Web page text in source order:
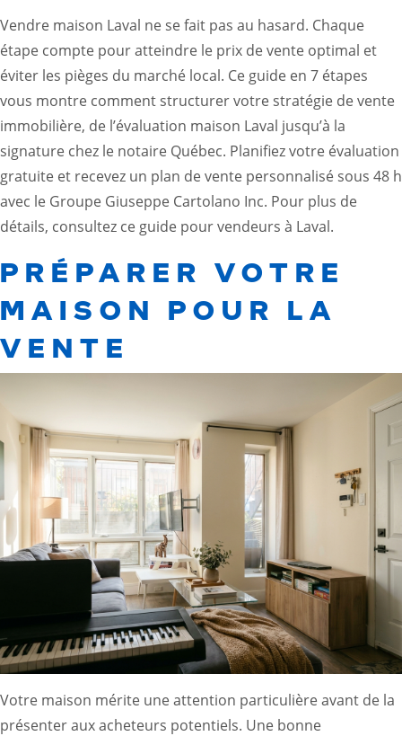
Vendre maison Laval ne se fait pas au hasard. Chaque
étape compte pour atteindre le prix de vente optimal et
éviter les pièges du marché local. Ce guide en 7 étapes
vous montre comment structurer votre stratégie de vente
immobilière, de l’évaluation maison Laval jusqu’à la
signature chez le notaire Québec. Planifiez votre évaluation
gratuite et recevez un plan de vente personnalisé sous 48 h
avec le Groupe Giuseppe Cartolano Inc. Pour plus de
détails, consultez ce guide pour vendeurs à Laval.
PRÉPARER VOTRE
MAISON POUR LA
VENTE
Votre maison mérite une attention particulière avant de la
présenter aux acheteurs potentiels. Une bonne